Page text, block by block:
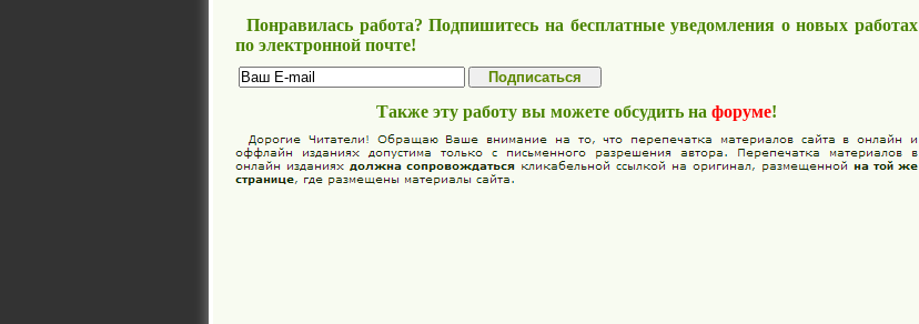
Понравилась работа? Подпишитесь на бесплатные уведомления о новых работах
по электронной почте!
Также эту работу вы можете обсудить на форуме!